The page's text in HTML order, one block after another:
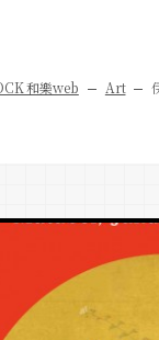
和樂web Art